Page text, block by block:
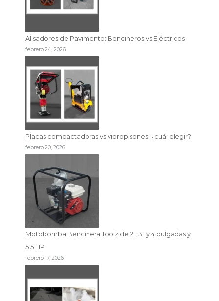
Alisadores de Pavimento: Bencineros vs Eléctricos
febrero 24, 2026
Placas compactadoras vs vibropisones: ¿cuál elegir?
febrero 20, 2026
Motobomba Bencinera Toolz de 2″, 3″ y 4 pulgadas y
5.5 HP
febrero 17, 2026